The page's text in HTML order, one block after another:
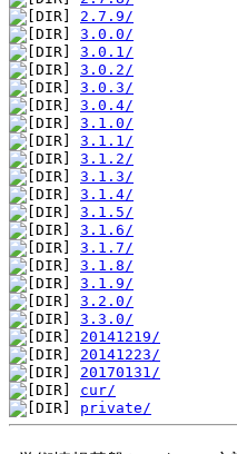
2.7.9/
3.0.0/
3.0.1/
3.0.2/
3.0.3/
3.0.4/
3.1.0/
3.1.1/
3.1.2/
3.1.3/
3.1.4/
3.1.5/
3.1.6/
3.1.7/
3.1.8/
3.1.9/
3.2.0/
3.3.0/
20141219/
20141223/
20170131/
cur/
private/